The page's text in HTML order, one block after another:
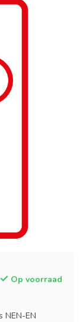
Op voorraad
NEN-EN